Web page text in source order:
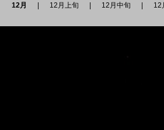
12月
12月上旬 12月中旬 12